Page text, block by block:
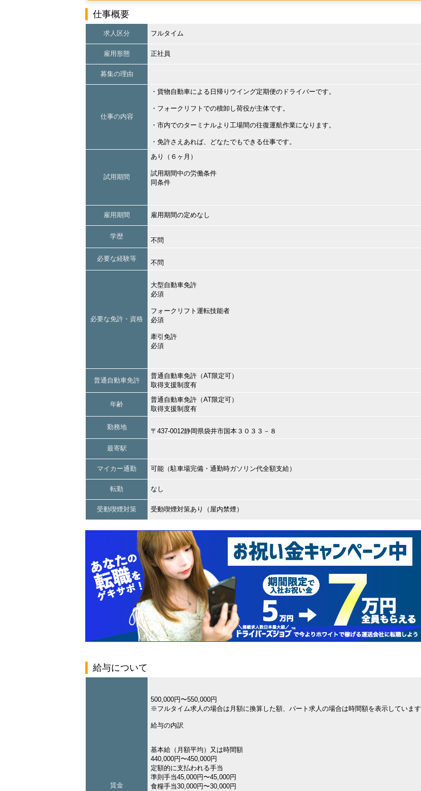
仕事概要
求人区分 フルタイム
雇用形態 正社員
募集の理由
仕事の内容
・貨物自動車による日帰りウイング定期便のドライバーです。
・フォークリフトでの積卸し荷役が主体です。
・市内でのターミナルより工場間の往復運航作業になります。
・免許さえあれば、どなたでもできる仕事です。
試用期間
あり（６ヶ月）
試用期間中の労働条件
同条件
雇用期間 雇用期間の定めなし
学歴
不問
必要な経験等
不問
必要な免許・資格
大型自動車免許
必須
フォークリフト運転技能者
必須
牽引免許
必須
普通自動車免許
普通自動車免許（AT限定可）
取得支援制度有
年齢
普通自動車免許（AT限定可）
取得支援制度有
勤務地
〒437-0012静岡県袋井市国本３０３３－８
最寄駅
マイカー通勤 可能（駐車場完備・通勤時ガソリン代全額支給）
転勤 なし
受動喫煙対策 受動喫煙対策あり（屋内禁煙）
給与について
賃金
500,000円〜550,000円
※フルタイム求人の場合は月額に換算した額、パート求人の場合は時間額を表示しています
給与の内訳
基本給（月額平均）又は時間額
440,000円〜450,000円
定額的に支払われる手当
準則手当45,000円〜45,000円
食糧手当30,000円〜30,000円